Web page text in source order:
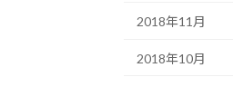
2018年11月
2018年10月